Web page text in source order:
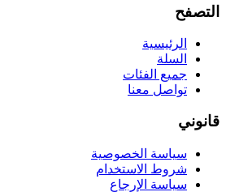
التصفح
الرئيسية
السلة
جميع الفئات
تواصل معنا
قانوني
سياسة الخصوصية
شروط الاستخدام
سياسة الإرجاع